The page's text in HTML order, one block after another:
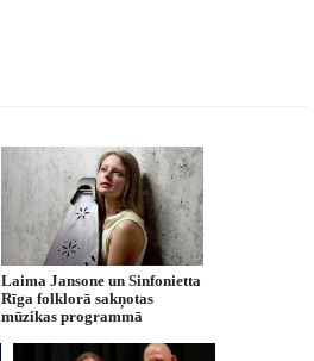
Laima Jansone un Sinfonietta
Rīga folklorā sakņotas
mūzikas programmā